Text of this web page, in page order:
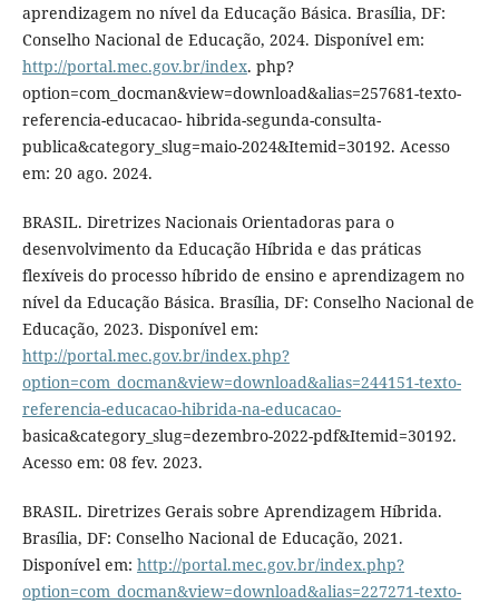
aprendizagem no nível da Educação Básica. Brasília, DF:
Conselho Nacional de Educação, 2024. Disponível em:
http://portal.mec.gov.br/index. php?
option=com_docman&view=download&alias=257681-texto-
referencia-educacao- hibrida-segunda-consulta-
publica&category_slug=maio-2024&Itemid=30192. Acesso
em: 20 ago. 2024.
BRASIL. Diretrizes Nacionais Orientadoras para o
desenvolvimento da Educação Híbrida e das práticas
flexíveis do processo híbrido de ensino e aprendizagem no
nível da Educação Básica. Brasília, DF: Conselho Nacional de
Educação, 2023. Disponível em:
http://portal.mec.gov.br/index.php?
option=com_docman&view=download&alias=244151-texto-
referencia-educacao-hibrida-na-educacao-
basica&category_slug=dezembro-2022-pdf&Itemid=30192.
Acesso em: 08 fev. 2023.
BRASIL. Diretrizes Gerais sobre Aprendizagem Híbrida.
Brasília, DF: Conselho Nacional de Educação, 2021.
Disponível em: http://portal.mec.gov.br/index.php?
option=com_docman&view=download&alias=227271-texto-